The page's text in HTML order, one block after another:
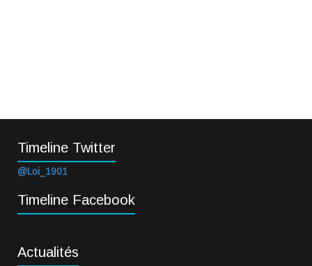
Timeline Twitter
@Loi_1901
Timeline Facebook
Actualités